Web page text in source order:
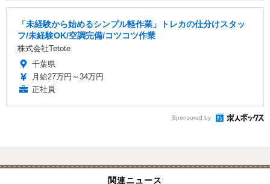
「未経験から始めるシンプル軽作業」トレカの仕分けスタッ
フ/未経験OK/空調完備/コツコツ作業
株式会社Tetote
千葉県
月給27万円～34万円
正社員
Sponsored by
関連ニュース